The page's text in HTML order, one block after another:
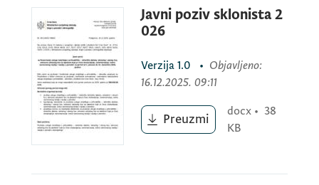
prihvatilištu – skloništu djeteta, odraslog i
starog lica, odnosno odraslog lica sa
djetetom koje je žrtva zlostavljanja,
zanemarivanja, rodno zasnovanog nasilja i
nasilja u porodici za period od 1. januara do
31. decembra 2026. godine
Javni poziv sklonista 2
026
Verzija 1.0 • Objavljeno:
16.12.2025. 09:11
Preuzmi
docx • 38
KB